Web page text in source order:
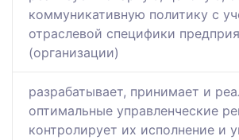
коммуникативную политику с
отраслевой специфики
(организации)
разрабатывает, принимает и
оптимальные управленческие
контролирует их исполнение и